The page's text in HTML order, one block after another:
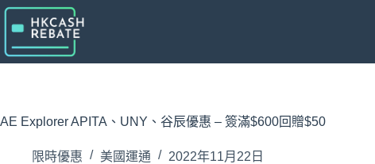
跳
至
主
要
AE Explorer APITA、UNY、谷辰優惠 – 簽滿$600回贈$50
限時優惠 美國運通 2022年11月22日